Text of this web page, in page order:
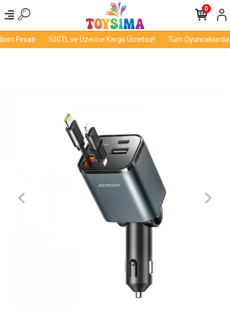
Fırsatı 500TL ve Üzerine Kargo Ücretsiz! Tüm Oyuncaklarda
0